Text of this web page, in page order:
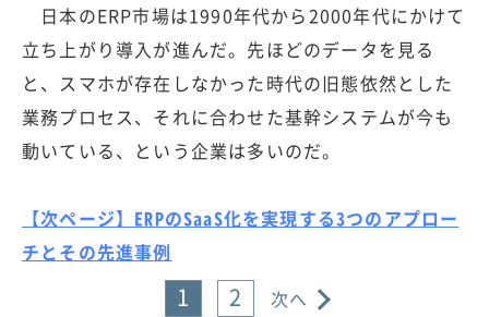
日本のERP市場は1990年代から2000年代にかけて
立ち上がり導入が進んだ。先ほどのデータを見る
と、スマホが存在しなかった時代の旧態依然とした
業務プロセス、それに合わせた基幹システムが今も
動いている、という企業は多いのだ。
【次ページ】ERPのSaaS化を実現する3つのアプロー
チとその先進事例
1 2 次へ